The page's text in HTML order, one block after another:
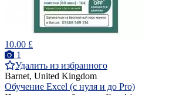
10.00 £
1
Удалить из избранного
Barnet, United Kingdom
Обучение Excel (с нуля и до Pro)